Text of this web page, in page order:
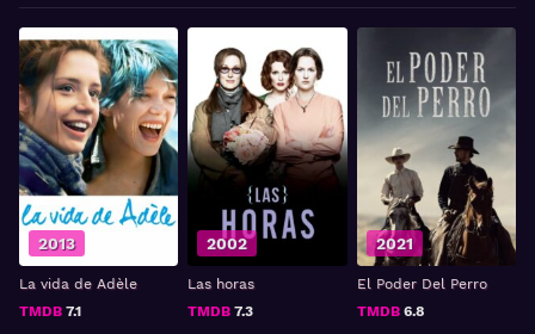
La vida de Adèle
TMDB 7.1
2013
Las horas
TMDB 7.3
2002
El Poder Del Perro
TMDB6.8
2021